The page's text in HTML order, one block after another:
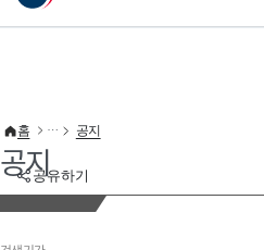
이 누리집은 대한민국 공식 전자정부 누리집입니다.
공유하기
홈 공지
공지